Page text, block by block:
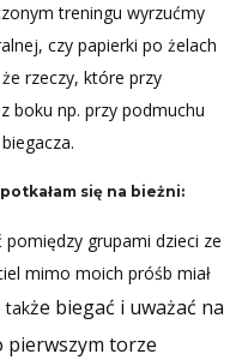
treningu wyrzućmy
czy papierki po żelach
rzeczy, które przy
boku np. przy podmuchu
się na bieżni:
pomiędzy grupami dzieci ze
mimo moich próśb miał
także biegać i uważać na
pierwszym torze